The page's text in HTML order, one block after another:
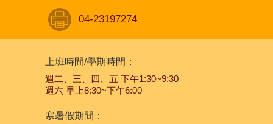
04-23197274
上班時間/學期時間：
週二、三、四、五 下午1:30~9:30
週六 早上8:30~下午6:00
寒暑假期間：